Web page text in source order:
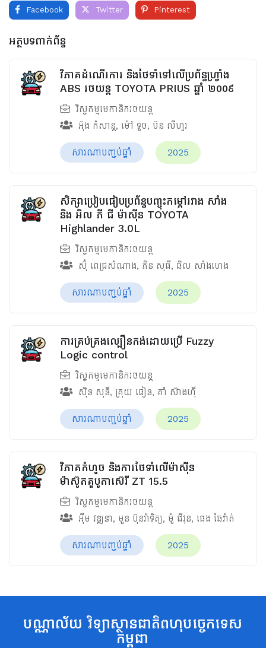
Facebook Twitter Pinterest
អត្ថបទពាក់ព័ន្ធ
វិភាគដំណើរការ និងថែទាំទៅលើប្រព័ន្ធហ្វ្រាំង
ABS រថយន្ត TOYOTA PRIUS ឆ្នាំ ២០០៩
វិស្វកម្មមេកានិករថយន្ត
អ៊ុង កំសាន្ត, ម៉ៅ ទូច, ប៊ន លីហួរ
សារណាបញ្ចប់ឆ្នាំ 2025
សិក្សាប្រៀបធៀបប្រព័ន្ធបញ្ចុះកម្ដៅរវាង សាំង
និង អិល ភី ជី ម៉ាស៊ីន TOYOTA
Highlander 3.0L
វិស្វកម្មមេកានិករថយន្ត
ស៊ុំ ពេជ្រសំណាង, ភិន សុធី, ឆិល សាំងហេង
សារណាបញ្ចប់ឆ្នាំ 2025
ការគ្រប់គ្រងល្បឿនកង់ដោយប្រើ Fuzzy
Logic control
វិស្វកម្មមេកានិករថយន្ត
ស៊ិន សុនី, គ្រុយ ធៀន, គាំ ស៊ាងហ៊ី
សារណាបញ្ចប់ឆ្នាំ 2025
វិភាគកំហូច​ និងការថែទាំលើម៉ាស៊ីន
ម៉ាស៊ូតគួបូតាស៊េរី ZT 15.5
វិស្វកម្មមេកានិករថយន្ត
អ៊ឹម វឌ្ឍនា, មួន ប៊ុនរ៉ាទិត្យ, ម៉ូ ជីវុន, ផេង ឆៃវ៉ាត់
សារណាបញ្ចប់ឆ្នាំ 2025
បណ្ណាល័យ វិទ្យាស្ថានជាតិពហុបច្ចេកទេស
កម្ពុជា